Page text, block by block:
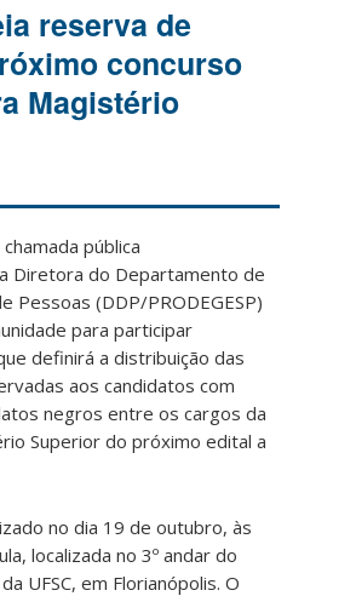
reserva de
concurso
Magistério
pública
Diretora do Departamento de
Pessoas (DDP/PRODEGESP)
para participar
definirá a distribuição das
aos candidatos com
negros entre os cargos da
Superior do próximo edital a
no dia 19 de outubro, às
localizada no 3º andar do
UFSC, em Florianópolis. O